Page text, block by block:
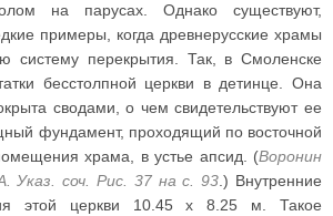
на парусах. Однако существуют,
примеры, когда древнерусские храмы
систему перекрытия. Так, в Смоленске
бесстолпной церкви в детинце. Она
сводами, о чем свидетельствуют ее
фундамент, проходящий по восточной
храма, в устье апсид. (Воронин
Указ. соч. Рис. 37 на с. 93 .) Внутренние
этой церкви 10.45 х 8.25 м. Такое